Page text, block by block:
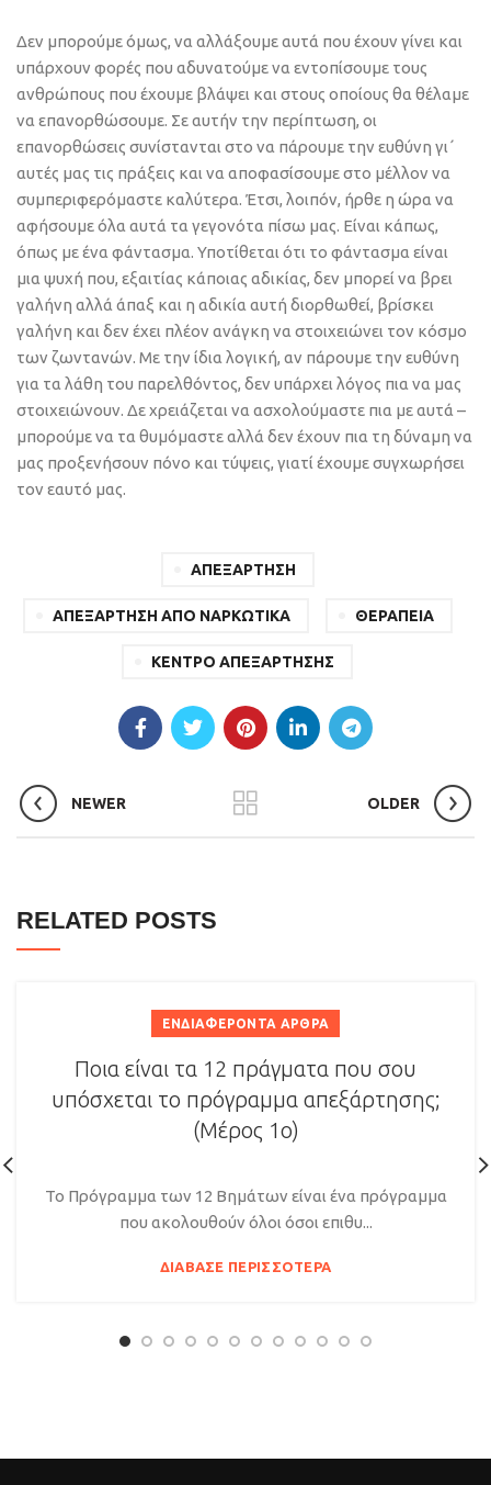
Δεν μπορούμε όμως, να αλλάξουμε αυτά που έχουν γίνει και
υπάρχουν φορές που αδυνατούμε να εντοπίσουμε τους
ανθρώπους που έχουμε βλάψει και στους οποίους θα θέλαμε
να επανορθώσουμε. Σε αυτήν την περίπτωση, οι
επανορθώσεις συνίστανται στο να πάρουμε την ευθύνη γι΄
αυτές μας τις πράξεις και να αποφασίσουμε στο μέλλον να
συμπεριφερόμαστε καλύτερα. Έτσι, λοιπόν, ήρθε η ώρα να
αφήσουμε όλα αυτά τα γεγονότα πίσω μας. Είναι κάπως,
όπως με ένα φάντασμα. Υποτίθεται ότι το φάντασμα είναι
μια ψυχή που, εξαιτίας κάποιας αδικίας, δεν μπορεί να βρει
γαλήνη αλλά άπαξ και η αδικία αυτή διορθωθεί, βρίσκει
γαλήνη και δεν έχει πλέον ανάγκη να στοιχειώνει τον κόσμο
των ζωντανών. Με την ίδια λογική, αν πάρουμε την ευθύνη
για τα λάθη του παρελθόντος, δεν υπάρχει λόγος πια να μας
στοιχειώνουν. Δε χρειάζεται να ασχολούμαστε πια με αυτά –
μπορούμε να τα θυμόμαστε αλλά δεν έχουν πια τη δύναμη να
μας προξενήσουν πόνο και τύψεις, γιατί έχουμε συγχωρήσει
τον εαυτό μας.
ΑΠΕΞΑΡΤΗΣΗ
ΑΠΕΞΑΡΤΗΣΗ ΑΠΟ ΝΑΡΚΩΤΙΚΑ ΘΕΡΑΠΕΙΑ
ΚΕΝΤΡΟ ΑΠΕΞΑΡΤΗΣΗΣ
NEWER OLDER
RELATED POSTS
ΕΝΔΙΑΦΈΡΟΝΤΑ ΆΡΘΡΑ
Ποια είναι τα 12 πράγματα που σου
υπόσχεται το πρόγραμμα απεξάρτησης;
(Μέρος 1ο)
Το Πρόγραμμα των 12 Βημάτων είναι ένα πρόγραμμα
που ακολουθούν όλοι όσοι επιθυ...
ΔΙΆΒΑΣΕ ΠΕΡΙΣΣΌΤΕΡΑ